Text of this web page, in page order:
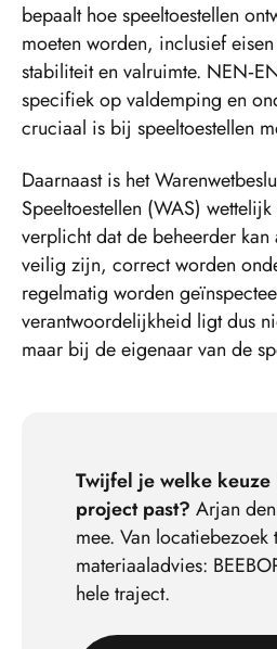
bepaalt hoe speeltoestellen
moeten worden, inclusief
stabiliteit en valruimte.
specifiek op valdemping en
cruciaal is bij speeltoestellen
Daarnaast is het
Speeltoestellen (WAS)
verplicht dat de beheerder kan
veilig zijn, correct worden
regelmatig worden
verantwoordelijkheid ligt dus
maar bij de eigenaar van de
Twijfel je welke
project past? Arjan
mee. Van locatiebezoek
materiaaladvies:
hele traject.